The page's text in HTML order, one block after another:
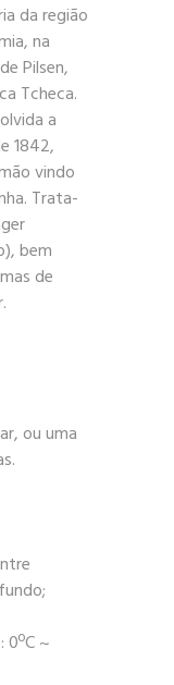
da região
na
Pilsen,
Tcheca.
a
1842,
vindo
Trata-
bem
de
ou uma
~